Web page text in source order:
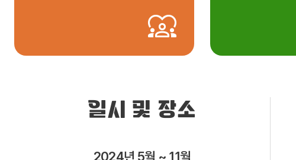
일시 및 장소
2024년 5월 ~ 11월